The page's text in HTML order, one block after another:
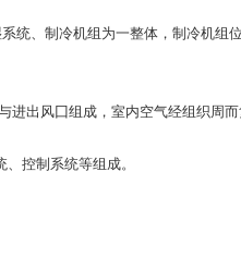
统、制冷机组为一整体，制冷机组
进出风囗组成，室内空气经组织周
控制系统等组成。